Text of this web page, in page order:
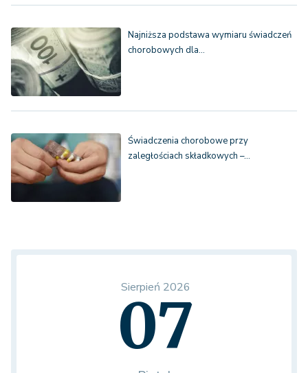
Najniższa podstawa wymiaru świadczeń
chorobowych dla…
Świadczenia chorobowe przy
zaległościach składkowych –…
Sierpień 2026
07